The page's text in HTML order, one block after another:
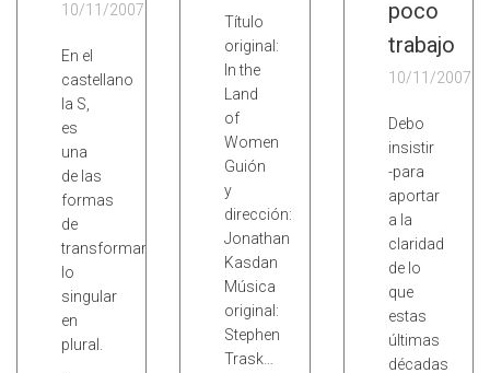
10/11/2007
En el
castellano
la S,
es
una
de las
formas
de
transformar
lo
singular
en
plural.
Título
original:
In the
Land
of
Women
Guión
y
dirección:
Jonathan
Kasdan
Música
original:
Stephen
Trask…
poco
trabajo
10/11/2007
Debo
insistir
-para
aportar
a la
claridad
de lo
que
estas
últimas
décadas